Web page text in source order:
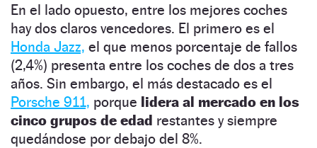
En el lado opuesto, entre los mejores coches
hay dos claros vencedores. El primero es el
Honda Jazz, el que menos porcentaje de fallos
(2,4%) presenta entre los coches de dos a tres
años. Sin embargo, el más destacado es el
Porsche 911, porque lidera al mercado en los
cinco grupos de edad restantes y siempre
quedándose por debajo del 8%.